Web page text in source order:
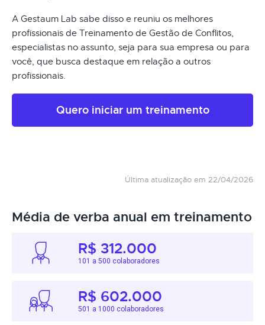
A Gestaum Lab sabe disso e reuniu os melhores
profissionais de Treinamento de Gestão de Conflitos,
especialistas no assunto, seja para sua empresa ou para
você, que busca destaque em relação a outros
profissionais.
Quero iniciar um treinamento
Última atualização em 22/04/2026
Média de verba anual em treinamento
R$ 312.000
101 a 500 colaboradores
R$ 602.000
501 a 1000 colaboradores